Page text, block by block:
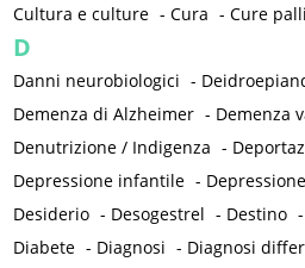
Cultura e culture -Cura -Cure
D
Danni neurobiologici -
Demenza di Alzheimer - Demenza
Denutrizione / Indigenza -
Depressione infantile -
Desiderio - Desogestrel - Destino -
Diabete - Diagnosi - Diagnosi